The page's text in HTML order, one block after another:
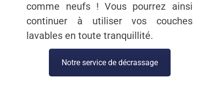
comme neufs ! Vous pourrez ainsi
continuer à utiliser vos couches
lavables en toute tranquillité.
Notre service de décrassage